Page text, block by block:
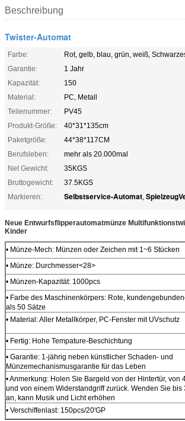
Beschreibung
Twister-Automat
Farbe:
Rot, gelb, blau, grün, weiß,
Garantie:
1 Jahr
Kapazität:
150
Material:
PC, Metall
Teilenummer:
PV45
Produkt-Größe:
40*31*135cm
Paketgröße:
44*38*117CM
Berufsleben:
mehr als 20.000mal
Net Gewicht:
35KGS
Bruttogewicht:
37.5KGS
Markieren:
Selbstservice-Automat,
Neue Entwurfsflipperautomatmünze
Kinder
• Münze-Mech: Münzen oder Zeichen mit 1~6 Stücken
• Münze: Durchmesser<28>
• Münzen-Kapazität: 1000pcs
• Farbe des Maschinenkörpers: Rote,
als 50 Sätze
• Material: Aller Metallkörper, PC-Fenster mit UVschutz
• Fertig: Hohe Tempature-Beschichtung
• Garantie: 1-jährig neben künstlicher Schaden- und
Münzemechanismusgarantie für das Leben
• Anmerkung: Holen Sie Bargeld von der Hintertür, von
und von einem Widerstandgriff zurück. Wenden Sie bis
an, kann Musik und Licht erhöhen
• Verschiffenlast: 150pcs/20'GP